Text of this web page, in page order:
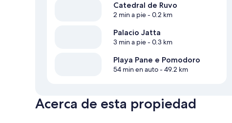
Catedral de Ruvo
2 min a pie- 0.2 km
Palacio Jatta
3 min a pie- 0.3 km
Playa Pane e Pomodoro
54 min en auto- 49.2 km
Acerca de esta propiedad